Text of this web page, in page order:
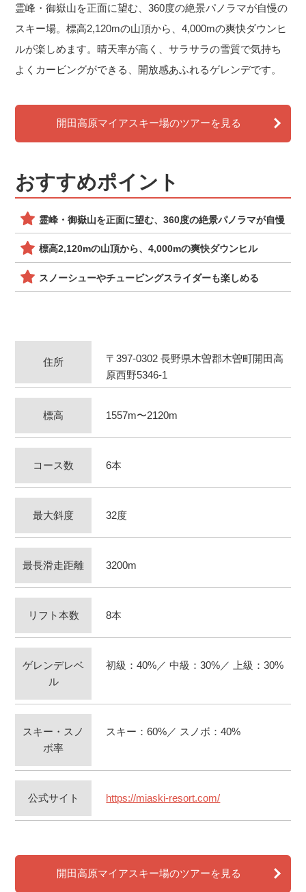
霊峰・御嶽山を正面に望む、360度の絶景パノラマが自慢の
スキー場。標高2,120mの山頂から、4,000mの爽快ダウンヒ
ルが楽しめます。晴天率が高く、サラサラの雪質で気持ち
よくカービングができる、開放感あふれるゲレンデです。
開田高原マイアスキー場のツアーを見る
おすすめポイント
霊峰・御嶽山を正面に望む、360度の絶景パノラマが自慢
標高2,120mの山頂から、4,000mの爽快ダウンヒル
スノーシューやチュービングスライダーも楽しめる
住所
〒397-0302 長野県木曽郡木曽町開田高
原西野5346-1
標高 1557m〜2120m
コース数 6本
最大斜度 32度
最長滑走距離 3200m
リフト本数 8本
ゲレンデレベ
ル
初級：40%／ 中級：30%／ 上級：30%
スキー・スノ
ボ率
スキー：60%／ スノボ：40%
公式サイト https://miaski-resort.com/
開田高原マイアスキー場のツアーを見る